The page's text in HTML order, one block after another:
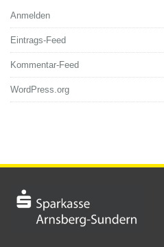
Anmelden
Eintrags-Feed
Kommentar-Feed
WordPress.org